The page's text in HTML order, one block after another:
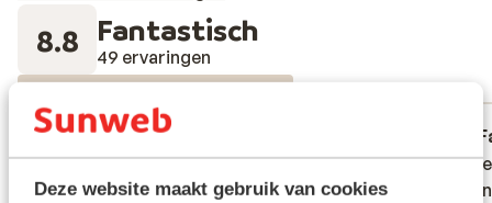
Deze website maakt gebruik van cookies
8.8 Fantastisch
49 ervaringen
Meest geboekt door met partner
9.0 Fantastisch
Great hotel, staff & food. Very calm &
relaxing! Location is great although limited
Great hotel, staff & food. Very calm &
relaxing! Location is great although limited